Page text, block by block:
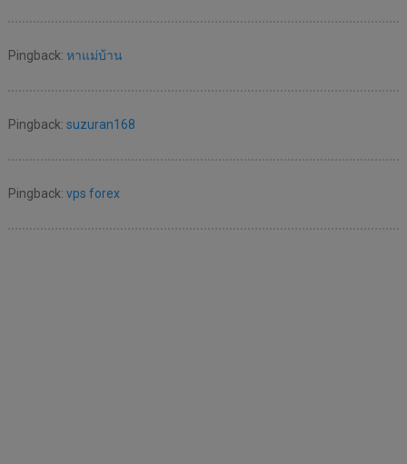
Pingback: หาแม่บ้าน
Pingback: suzuran168
Pingback: vps forex